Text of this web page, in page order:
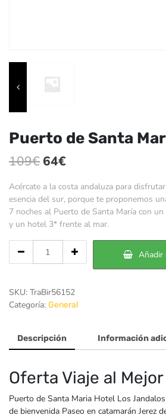
Puerto de Santa
109€ El
precio
original
era:
64€
precio
actual
es:
Acércate a la costa andaluza para
esencia del sur, porque te proponemos
7 noches al Puerto de Santa María con un
y un hotel 3* frente al mar.
Santa
María
Añadir
SKU: TraBir56152
Categoría: General
Descripción Información
Oferta Viaje al
Puerto de Santa Maria Hotel Los
de bienvenida Paseo en catamarán Jerez